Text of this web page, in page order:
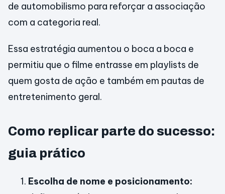
de automobilismo para reforçar a associação
com a categoria real.
Essa estratégia aumentou o boca a boca e
permitiu que o filme entrasse em playlists de
quem gosta de ação e também em pautas de
entretenimento geral.
Como replicar parte do sucesso:
guia prático
Escolha de nome e posicionamento: